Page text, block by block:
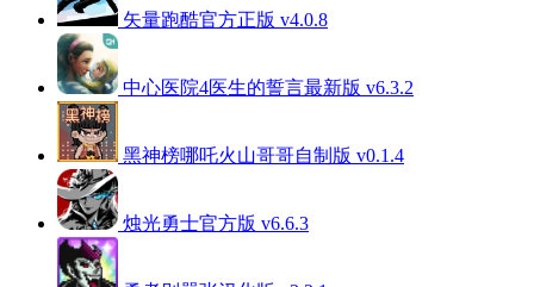
矢量跑酷官方正版 v4.0.8
中心医院4医生的誓言最新版 v6.3.2
黑神榜哪吒火山哥哥自制版 v0.1.4
烛光勇士官方版 v6.6.3